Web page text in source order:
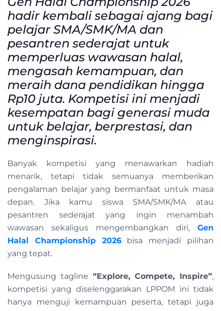
hadir kembali sebagai ajang bagi
pelajar SMA/SMK/MA dan
pesantren sederajat untuk
memperluas wawasan halal,
mengasah kemampuan, dan
meraih dana pendidikan hingga
Rp10 juta. Kompetisi ini menjadi
kesempatan bagi generasi muda
untuk belajar, berprestasi, dan
menginspirasi.
Banyak kompetisi yang menawarkan hadiah
menarik, tetapi tidak semuanya memberikan
pengalaman belajar yang bermanfaat untuk masa
depan. Jika kamu siswa SMA/SMK/MA atau
pesantren sederajat yang ingin menambah
wawasan sekaligus mengembangkan diri, Gen
Halal Championship 2026bisa menjadi pilihan
yang tepat.
Mengusung tagline “Explore, Compete, Inspire”,
kompetisi yang diselenggarakan LPPOM ini tidak
hanya menguji kemampuan peserta, tetapi juga